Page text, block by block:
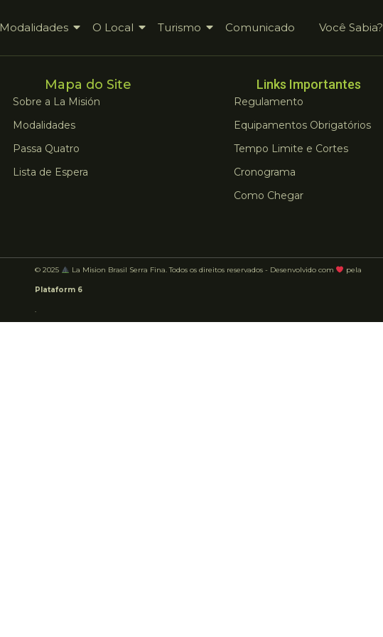
Modalidades O Local Turismo Comunicado Você Sabia?
Mapa do Site
Sobre a La Misión
Modalidades
Passa Quatro
Lista de Espera
Links Importantes
Regulamento
Equipamentos Obrigatórios
Tempo Limite e Cortes
Cronograma
Como Chegar
© 2025 La Mision Brasil Serra Fina. Todos os direitos reservados - Desenvolvido com pela
Plataform 6
.